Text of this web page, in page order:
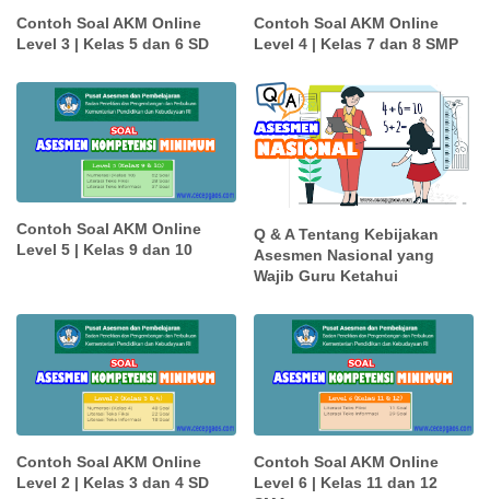
Contoh Soal AKM Online
Level 3 | Kelas 5 dan 6 SD
Contoh Soal AKM Online
Level 4 | Kelas 7 dan 8 SMP
Contoh Soal AKM Online
Level 5 | Kelas 9 dan 10
Q & A Tentang Kebijakan
Asesmen Nasional yang
Wajib Guru Ketahui
Contoh Soal AKM Online
Level 2 | Kelas 3 dan 4 SD
Contoh Soal AKM Online
Level 6 | Kelas 11 dan 12